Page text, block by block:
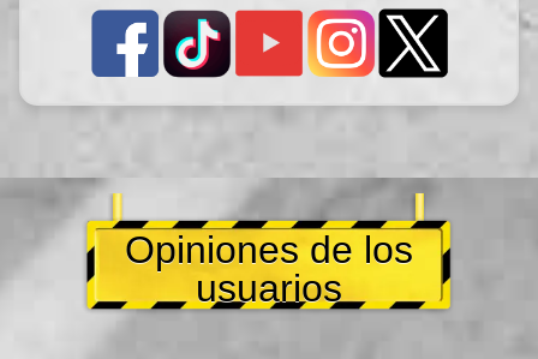
Opiniones de los
usuarios